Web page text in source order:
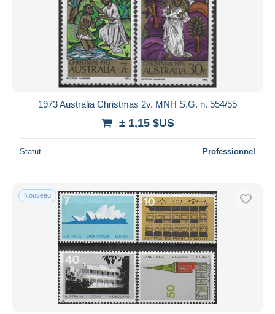
1973 Australia Christmas 2v. MNH S.G. n. 554/55
± 1,15 $US
Statut Professionnel
Nouveau